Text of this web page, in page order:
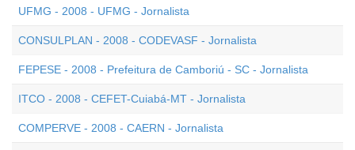
UFMG - 2008 - UFMG - Jornalista
CONSULPLAN - 2008 - CODEVASF - Jornalista
FEPESE - 2008 - Prefeitura de Camboriú - SC - Jornalista
ITCO - 2008 - CEFET-Cuiabá-MT - Jornalista
COMPERVE - 2008 - CAERN - Jornalista